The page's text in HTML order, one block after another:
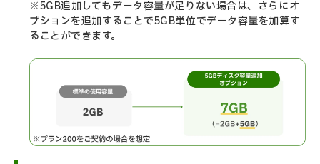
※5GB追加してもデータ容量が足りない場合は、さらにオ
プションを追加することで5GB単位でデータ容量を加算す
ることができます。